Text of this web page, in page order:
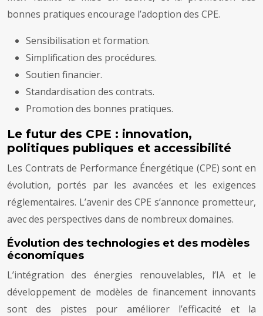
bonnes pratiques encourage l’adoption des CPE.
Sensibilisation et formation.
Simplification des procédures.
Soutien financier.
Standardisation des contrats.
Promotion des bonnes pratiques.
Le futur des CPE : innovation,
politiques publiques et accessibilité
Les Contrats de Performance Énergétique (CPE) sont en
évolution, portés par les avancées et les exigences
réglementaires. L’avenir des CPE s’annonce prometteur,
avec des perspectives dans de nombreux domaines.
Évolution des technologies et des modèles
économiques
L’intégration des énergies renouvelables, l’IA et le
développement de modèles de financement innovants
sont des pistes pour améliorer l’efficacité et la